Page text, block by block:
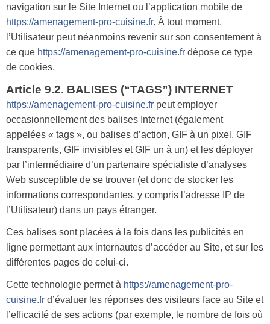
navigation sur le Site Internet ou l’application mobile de
https://amenagement-pro-cuisine.fr. À tout moment,
l’Utilisateur peut néanmoins revenir sur son consentement à
ce que https://amenagement-pro-cuisine.fr dépose ce type
de cookies.
Article 9.2. BALISES (“TAGS”) INTERNET
https://amenagement-pro-cuisine.fr peut employer
occasionnellement des balises Internet (également
appelées « tags », ou balises d’action, GIF à un pixel, GIF
transparents, GIF invisibles et GIF un à un) et les déployer
par l’intermédiaire d’un partenaire spécialiste d’analyses
Web susceptible de se trouver (et donc de stocker les
informations correspondantes, y compris l’adresse IP de
l’Utilisateur) dans un pays étranger.
Ces balises sont placées à la fois dans les publicités en
ligne permettant aux internautes d’accéder au Site, et sur les
différentes pages de celui-ci.
Cette technologie permet à https://amenagement-pro-
cuisine.fr d’évaluer les réponses des visiteurs face au Site et
l’efficacité de ses actions (par exemple, le nombre de fois où